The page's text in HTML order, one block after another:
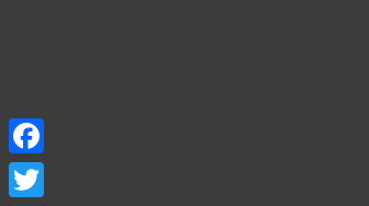
Facebook